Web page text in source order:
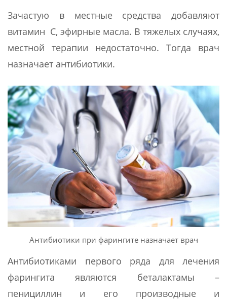
Зачастую в местные средства добавляют
витамин С, эфирные масла. В тяжелых случаях,
местной терапии недостаточно. Тогда врач
назначает антибиотики.
Антибиотики при фарингите назначает врач
Антибиотиками первого ряда для лечения
фарингита являются беталактамы –
пенициллин и его производные и